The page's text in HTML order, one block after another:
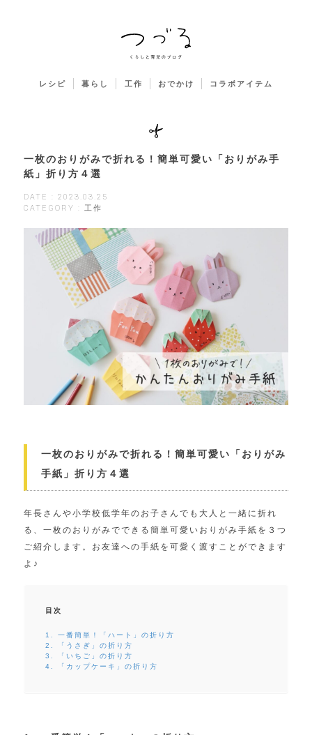
レシピ 暮らし 工作 おでかけ コラボアイテム
一枚のおりがみで折れる！簡単可愛い「おりがみ手
紙」折り方４選
DATE : 2023.03.25
CATEGORY : 工作
一枚のおりがみで折れる！簡単可愛い「おりがみ
手紙」折り方４選
年長さんや小学校低学年のお子さんでも大人と一緒に折れ
る、一枚のおりがみでできる簡単可愛いおりがみ手紙を３つ
ご紹介します。お友達への手紙を可愛く渡すことができます
よ♪
目次
1. 一番簡単！「ハート」の折り方
2. 「うさぎ」の折り方
3. 「いちご」の折り方
4. 「カップケーキ」の折り方